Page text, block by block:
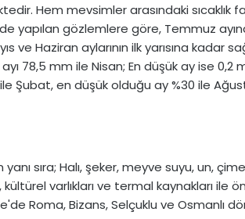
Hem mevsimler arasındaki sıcaklık
yapılan gözlemlere göre, Temmuz
ve Haziran aylarının ilk yarısına kadar
78,5 mm ile Nisan; En düşük ay ise 0,2
Şubat, en düşük olduğu ay %30 ile
sıra; Halı, şeker, meyve suyu, un,
varlıkları ve termal kaynakları ile
Roma, Bizans, Selçuklu ve Osmanlı